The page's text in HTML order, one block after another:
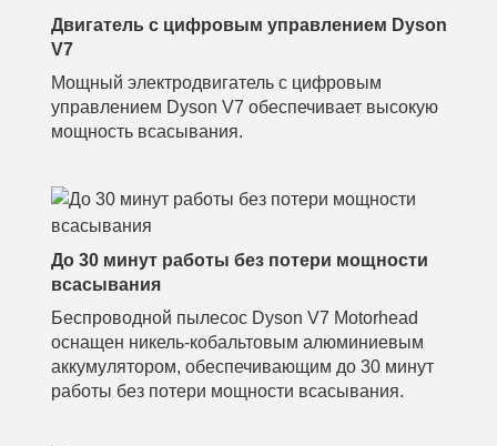
Двигатель с цифровым управлением Dyson
V7
Мощный электродвигатель с цифровым
управлением Dyson V7 обеспечивает высокую
мощность всасывания.
До 30 минут работы без потери мощности
всасывания
Беспроводной пылесос Dyson V7 Motorhead
оснащен никель-кобальтовым алюминиевым
аккумулятором, обеспечивающим до 30 минут
работы без потери мощности всасывания.